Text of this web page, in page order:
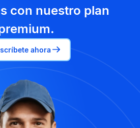
con nuestro plan
ahora